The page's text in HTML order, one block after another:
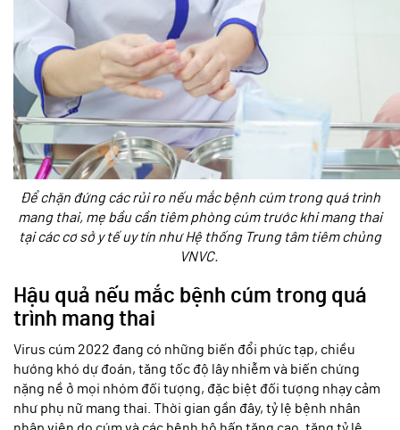
Để chặn đứng các rủi ro nếu mắc bệnh cúm trong quá trình
mang thai, mẹ bầu cần tiêm phòng cúm trước khi mang thai
tại các cơ sở y tế uy tín như Hệ thống Trung tâm tiêm chủng
VNVC.
Hậu quả nếu mắc bệnh cúm trong quá
trình mang thai
Virus cúm 2022 đang có những biến đổi phức tạp, chiều
hướng khó dự đoán, tăng tốc độ lây nhiễm và biến chứng
nặng nề ở mọi nhóm đối tượng, đặc biệt đối tượng nhạy cảm
như phụ nữ mang thai. Thời gian gần đây, tỷ lệ bệnh nhân